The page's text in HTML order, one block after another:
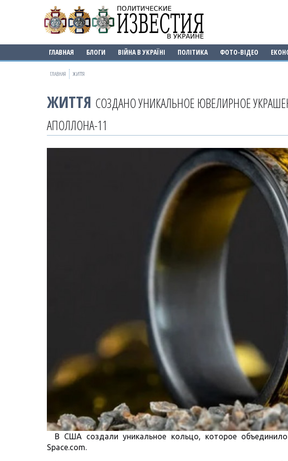
ГЛАВНАЯ БЛОГИ ВІЙНА В УКРАЇНІ ПОЛІТИКА ФОТО-ВІДЕО
ГЛАВНАЯ ЖИТТЯ
ЖИТТЯ СОЗДАНО УНИКАЛЬНОЕ ЮВЕЛИРНОЕ
АПОЛЛОНА-11
В США создали уникальное кольцо, которое
Space.com.